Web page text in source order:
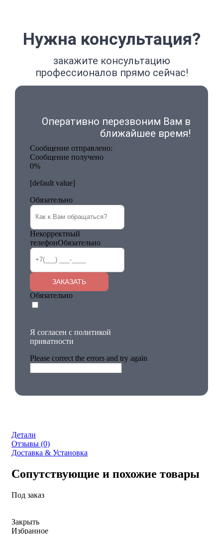
Нужна консультация?
закажите консультацию
профессионалов прямо сейчас!
Оперативно перезвоним Вам в
ближайшее время!
Сообщение отправлено:
Сообщение получено
0%
[default value]
Обязательно
Некорректный
телефонОбязательно
ЗАКАЗАТЬ
Обязательно
Я согласен с политикой
приватности
Please correct the errors and try again
Детали
Отзывы (0)
Доставка & Установка
Сопутствующие и похожие товары
Под заказ
Закрыть
Избранное